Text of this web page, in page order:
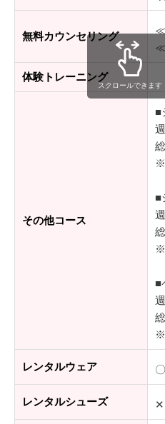
無料カウンセリング
≪
≪
体験トレーニング
その他コース
■
※
■
※
■
※
レンタルウェア 〇
レンタルシューズ ✕
スクロールできます